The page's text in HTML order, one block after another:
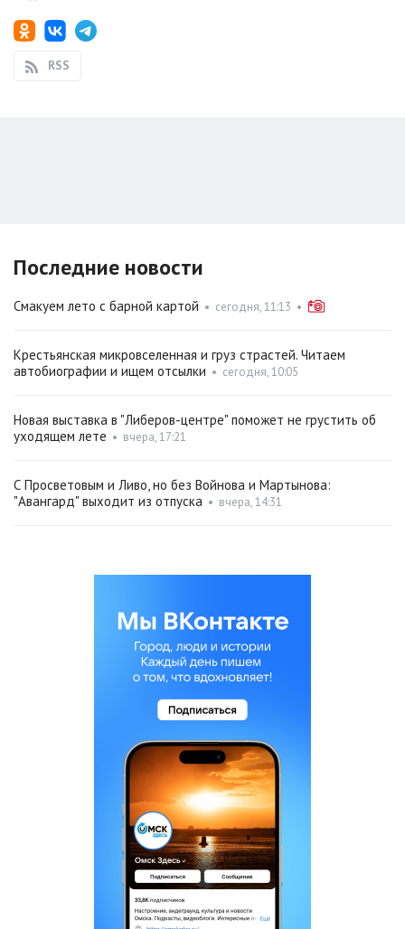
RSS
Последние новости
Смакуем лето с барной картой • сегодня, 11:13 •
Крестьянская микровселенная и груз страстей. Читаем
автобиографии и ищем отсылки • сегодня, 10:05
Новая выставка в "Либеров-центре" поможет не грустить об
уходящем лете • вчера, 17:21
С Просветовым и Ливо, но без Войнова и Мартынова:
"Авангард" выходит из отпуска • вчера, 14:31